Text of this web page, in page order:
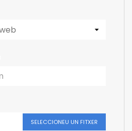
SELECCIONEU UN FITXER